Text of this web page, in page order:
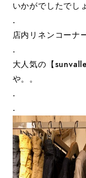
いかがでしたでし
.
店内リネンコーナ
.
大人気の【
や。。
.
.